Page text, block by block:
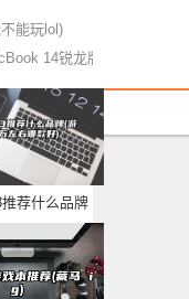
能玩lol)
14锐龙版评测
是什么样)
尔G7游戏本直降
排名)
炫酷笔记本电脑怎么样啊)
本电脑怎么样值得买吗)
爆了
本排行)
介绍
问 优惠券
排行榜
荐什么品牌
右